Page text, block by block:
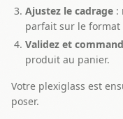
Ajustez le cadrage :
parfait sur le format
Validez et
produit au panier.
Votre plexiglass est
poser.